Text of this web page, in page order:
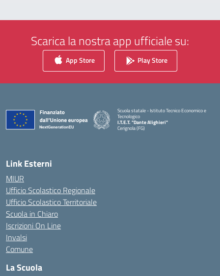
Scarica la nostra app ufficiale su:
App Store Play Store
Scuola statale - Istituto Tecnico Economico e
Tecnologico
I.T.E.T. "Dante Alighieri"
Cerignola (FG)
— Visita la pagina iniziale della scuola
Link Esterni
MIUR
Ufficio Scolastico Regionale
Ufficio Scolastico Territoriale
Scuola in Chiaro
Iscrizioni On Line
Invalsi
Comune
La Scuola